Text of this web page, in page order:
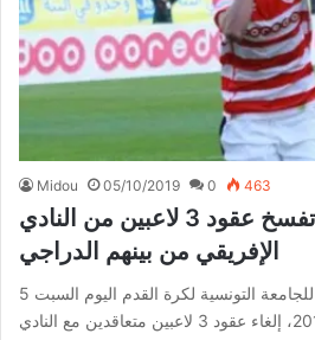
Midou 05/10/2019 0 463
لجنة النزاعات تفسخ عقود 3 لاعبين من النادي
الإفريقي من بينهم الدراجي
قرّرت لجنة النزاعات التابعة للجامعة التونسية لكرة القدم اليوم السبت 5